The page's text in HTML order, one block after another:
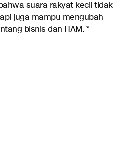
suara rakyat kecil tidak
juga mampu mengubah
bisnis dan HAM. *